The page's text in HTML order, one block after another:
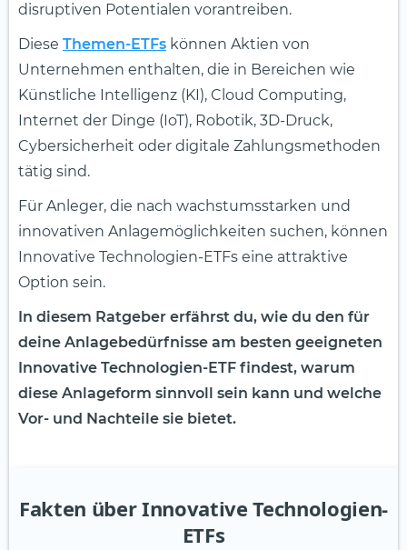
disruptiven Potentialen vorantreiben.
Diese Themen-ETFs können Aktien von
Unternehmen enthalten, die in Bereichen wie
Künstliche Intelligenz (KI), Cloud Computing,
Internet der Dinge (IoT), Robotik, 3D-Druck,
Cybersicherheit oder digitale Zahlungsmethoden
tätig sind.
Für Anleger, die nach wachstumsstarken und
innovativen Anlagemöglichkeiten suchen, können
Innovative Technologien-ETFs eine attraktive
Option sein.
In diesem Ratgeber erfährst du, wie du den für
deine Anlagebedürfnisse am besten geeigneten
Innovative Technologien-ETF findest, warum
diese Anlageform sinnvoll sein kann und welche
Vor- und Nachteile sie bietet.
Fakten über Innovative Technologien-
ETFs